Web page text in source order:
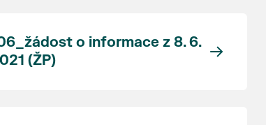
o informace z 8. 6.
(ŽP)